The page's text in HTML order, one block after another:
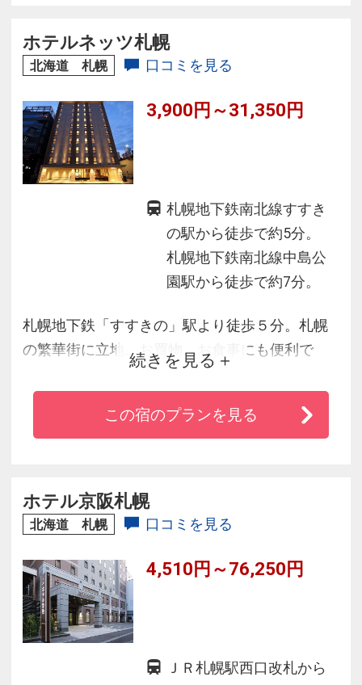
ホテルネッツ札幌
北海道 札幌 口コミを見る
3,900円～31,350円
札幌地下鉄南北線すすき
の駅から徒歩で約5分。
札幌地下鉄南北線中島公
園駅から徒歩で約7分。
札幌地下鉄「すすきの」駅より徒歩５分。札幌
の繁華街に立地。お買物、お食事にも便利で
す。また、全室禁煙ルームを採用、１階ロビー
と客室階３フロアーに喫煙コーナーを設けまし
た。お部屋は全室「バス・トイレ・洗面台」３
のブッフェスタイル。お部屋へのコーヒーのお
持ち帰りも可能です。
続きを見る
この宿のプランを見る
ホテル京阪札幌
北海道 札幌 口コミを見る
4,510円～76,250円
ＪＲ札幌駅西口改札から